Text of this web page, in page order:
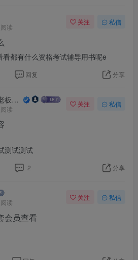
读
关注 私信
看都有什么资格考试辅导用书呢e
回复 分享
大地影城娃娃机老板🧧买票优惠
读
关注 私信
测试测试
2 分享
读
关注 私信
会员查看